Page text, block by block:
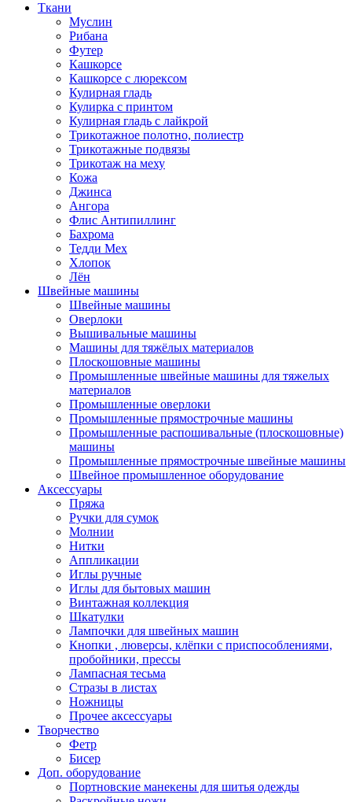
Ткани
Муслин
Рибана
Футер
Кашкорсе
Кашкорсе с люрексом
Кулирная гладь
Кулирка с принтом
Кулирная гладь с лайкрой
Трикотажное полотно, полиестр
Трикотажные подвязы
Трикотаж на меху
Кожа
Джинса
Ангора
Флис Антипиллинг
Бахрома
Тедди Мех
Хлопок
Лён
Швейные машины
Швейные машины
Оверлоки
Вышивальные машины
Машины для тяжёлых материалов
Плоскошовные машины
Промышленные швейные машины для тяжелых
материалов
Промышленные оверлоки
Промышленные прямострочные машины
Промышленные распошивальные (плоскошовные)
машины
Промышленные прямострочные швейные машины
Швейное промышленное оборудование
Аксессуары
Пряжа
Ручки для сумок
Молнии
Нитки
Аппликации
Иглы ручные
Иглы для бытовых машин
Винтажная коллекция
Шкатулки
Лампочки для швейных машин
Кнопки , люверсы, клёпки с приспособлениями,
пробойники, прессы
Лампасная тесьма
Стразы в листах
Ножницы
Прочее аксессуары
Творчество
Фетр
Бисер
Доп. оборудование
Портновские манекены для шитья одежды